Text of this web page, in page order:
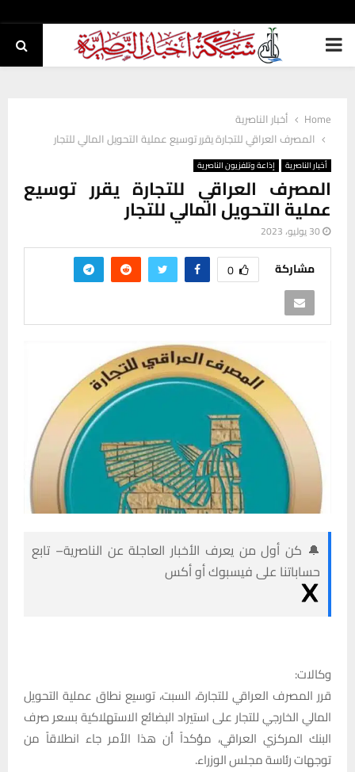
PRIMARY
Home
أخبار الناصرية
المصرف العراقي للتجارة يقرر توسيع عملية التحويل المالي للتجار
أخبار الناصرية إذاعة وتلفزيون الناصرية
المصرف العراقي للتجارة يقرر توسيع
عملية التحويل المالي للتجار
30 يوليو، 2023
مشاركة 0
🔔 كن أول من يعرف الأخبار العاجلة عن الناصرية– تابع
حساباتنا على فيسبوك أو أكس
وكالات:
قرر المصرف العراقي للتجارة، السبت، توسيع نطاق عملية التحويل
المالي الخارجي للتجار على استيراد البضائع الاستهلاكية بسعر صرف
البنك المركزي العراقي، مؤكداً أن هذا الأمر جاء انطلاقاً من
توجهات رئاسة مجلس الوزراء.